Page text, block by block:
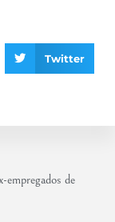
empregados de
Twitter